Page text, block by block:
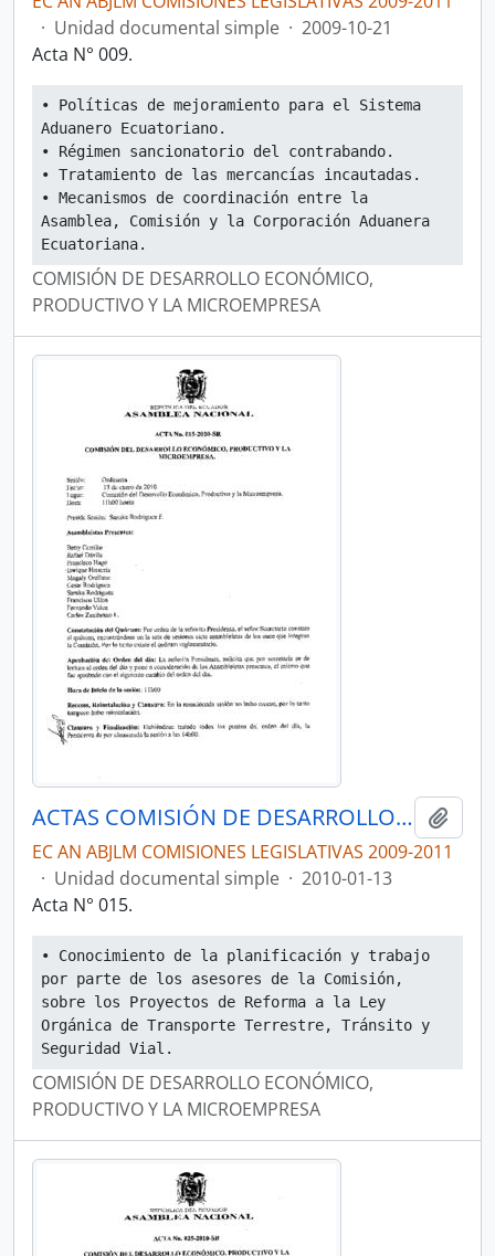
· Unidad documental simple · 2009-10-21
Acta N° 009.
• Políticas de mejoramiento para el Sistema
Aduanero Ecuatoriano.
• Régimen sancionatorio del contrabando.
• Tratamiento de las mercancías incautadas.
• Mecanismos de coordinación entre la
Asamblea, Comisión y la Corporación Aduanera
Ecuatoriana.
COMISIÓN DE DESARROLLO ECONÓMICO,
PRODUCTIVO Y LA MICROEMPRESA
ACTAS COMISIÓN DE DESARROLLO ECONÓMICO, PRODUCTIVO Y LA MICROEMPRESA
EC AN ABJLM COMISIONES LEGISLATIVAS 2009-2011
· Unidad documental simple · 2010-01-13
Acta N° 015.
• Conocimiento de la planificación y trabajo
por parte de los asesores de la Comisión,
sobre los Proyectos de Reforma a la Ley
Orgánica de Transporte Terrestre, Tránsito y
Seguridad Vial.
COMISIÓN DE DESARROLLO ECONÓMICO,
PRODUCTIVO Y LA MICROEMPRESA